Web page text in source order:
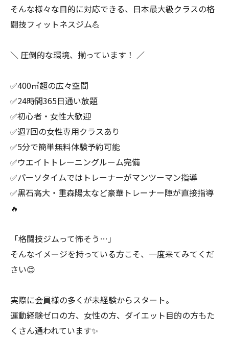
そんな様々な目的に対応できる、日本最大級クラスの格
闘技フィットネスジム💪
＼ 圧倒的な環境、揃っています！ ／
✅400㎡超の広々空間
✅24時間365日通い放題
✅初心者・女性大歓迎
✅週7回の女性専用クラスあり
✅5分で簡単無料体験予約可能
✅ウエイトトレーニングルーム完備
✅パーソタイムではトレーナーがマンツーマン指導
✅黒石高大・重森陽太など豪華トレーナー陣が直接指導
🔥
「格闘技ジムって怖そう…」
そんなイメージを持っている方こそ、一度来てみてくだ
さい😊
実際に会員様の多くが未経験からスタート。
運動経験ゼロの方、女性の方、ダイエット目的の方もた
くさん通われています✨